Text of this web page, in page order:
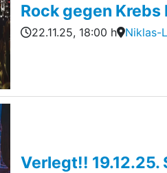
Rock gegen Krebs
22.11.25, 18:00 h Niklas-
Verlegt!!